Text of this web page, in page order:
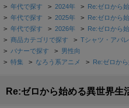
> 年代で探す > 2024年 > Re:ゼロから
> 年代で探す > 2025年 > Re:ゼロから
> 年代で探す > 2026年 > Re:ゼロから
> 商品カテゴリで探す > Tシャツ・アパ
> バナーで探す > 男性向
> 特集 > なろう系アニメ > Re:ゼロか
Re:ゼロから始める異世界生